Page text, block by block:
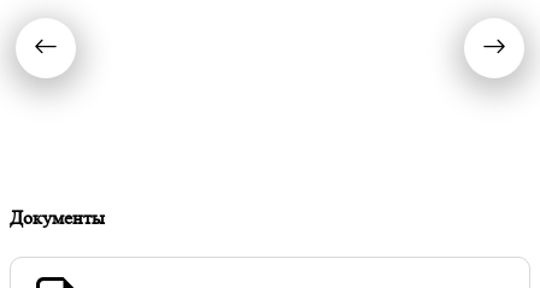
Документы